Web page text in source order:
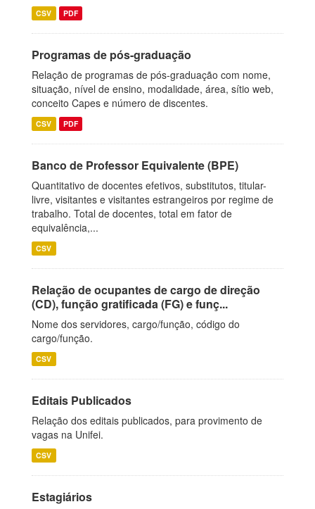
CSV PDF
Programas de pós-graduação
Relação de programas de pós-graduação com nome,
situação, nível de ensino, modalidade, área, sítio web,
conceito Capes e número de discentes.
CSV PDF
Banco de Professor Equivalente (BPE)
Quantitativo de docentes efetivos, substitutos, titular-
livre, visitantes e visitantes estrangeiros por regime de
trabalho. Total de docentes, total em fator de
equivalência,...
CSV
Relação de ocupantes de cargo de direção
(CD), função gratificada (FG) e funç...
Nome dos servidores, cargo/função, código do
cargo/função.
CSV
Editais Publicados
Relação dos editais publicados, para provimento de
vagas na Unifei.
CSV
Estagiários